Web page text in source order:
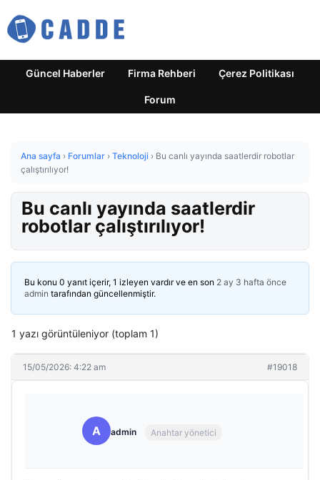
Güncel Haberler Firma Rehberi Çerez Politikası
Forum
Ana sayfa › Forumlar › Teknoloji › Bu canlı yayında saatlerdir robotlar
çalıştırılıyor!
Bu canlı yayında saatlerdir
robotlar çalıştırılıyor!
Bu konu 0 yanıt içerir, 1 izleyen vardır ve en son 2 ay 3 hafta önce
admin tarafından güncellenmiştir.
1 yazı görüntüleniyor (toplam 1)
15/05/2026: 4:22 am #19018
A admin Anahtar yönetici